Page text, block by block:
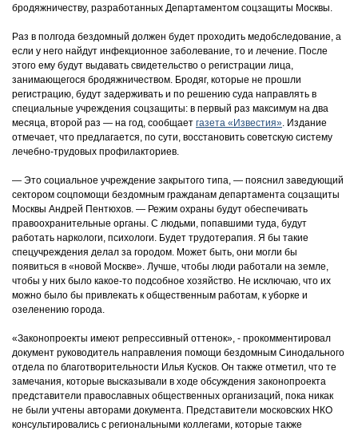
бродяжничеству, разработанных Департаментом соцзащиты Москвы.
Раз в полгода бездомный должен будет проходить медобследование, а
если у него найдут инфекционное заболевание, то и лечение. После
этого ему будут выдавать свидетельство о регистрации лица,
занимающегося бродяжничеством. Бродяг, которые не прошли
регистрацию, будут задерживать и по решению суда направлять в
специальные учреждения соцзащиты: в первый раз максимум на два
месяца, второй раз — на год, сообщает газета «Известия» . Издание
отмечает, что предлагается, по сути, восстановить советскую систему
лечебно-трудовых профилакториев.
— Это социальное учреждение закрытого типа, — пояснил заведующий
сектором соцпомощи бездомным гражданам департамента соцзащиты
Москвы Андрей Пентюхов. — Режим охраны будут обеспечивать
правоохранительные органы. С людьми, попавшими туда, будут
работать наркологи, психологи. Будет трудотерапия. Я бы такие
спецучреждения делал за городом. Может быть, они могли бы
появиться в «новой Москве». Лучше, чтобы люди работали на земле,
чтобы у них было какое-то подсобное хозяйство. Не исключаю, что их
можно было бы привлекать к общественным работам, к уборке и
озеленению города.
«Законопроекты имеют репрессивный оттенок», - прокомментировал
документ руководитель направления помощи бездомным Синодального
отдела по благотворительности Илья Кусков. Он также отметил, что те
замечания, которые высказывали в ходе обсуждения законопроекта
представители православных общественных организаций, пока никак
не были учтены авторами документа. Представители московских НКО
консультировались с региональными коллегами, которые также